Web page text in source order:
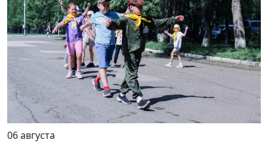
06 августа